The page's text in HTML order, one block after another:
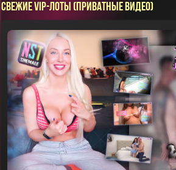
СВЕЖИЕ VIP-ЛОТЫ (ПРИВАТНЫЕ ВИДЕО)